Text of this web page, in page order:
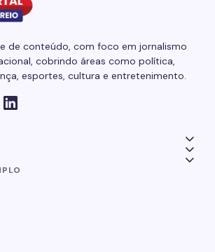
de conteúdo, com foco em jornalismo
cobrindo áreas como política,
esportes, cultura e entretenimento.